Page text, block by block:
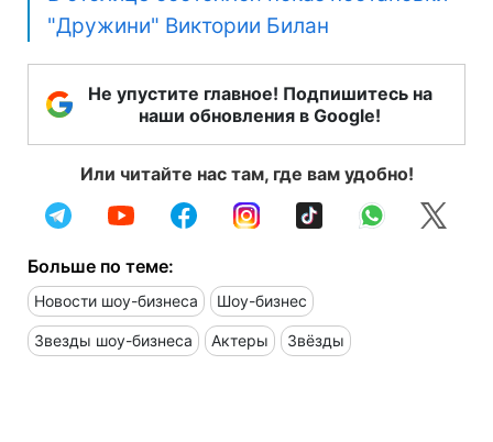
"Дружини" Виктории Билан
Не упустите главное! Подпишитесь на
наши обновления в Google!
Или читайте нас там, где вам удобно!
Больше по теме:
Новости шоу-бизнеса Шоу-бизнес
Звезды шоу-бизнеса Актеры Звёзды